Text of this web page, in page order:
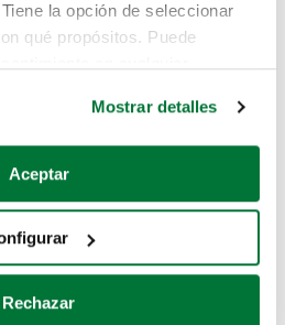
la opción de seleccionar
qué propósitos. Puede
sobre su ubicación geográfica
analizándolo activamente
específicas (huellas
Mostrar detalles
Aceptar
Rechazar
el coche que estás
estos enlaces: